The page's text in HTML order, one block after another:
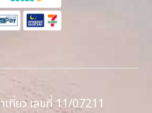
ที่ยว เลขที่ 11/07211